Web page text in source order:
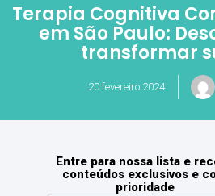
Terapia Cognitiva
em São Paulo:
transformar
20 fevereiro 2024
Entre para nossa lista e
conteúdos exclusivos e
prioridade